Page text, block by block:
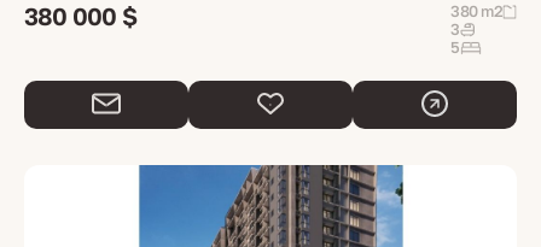
380 000 $
380 m2
3
5